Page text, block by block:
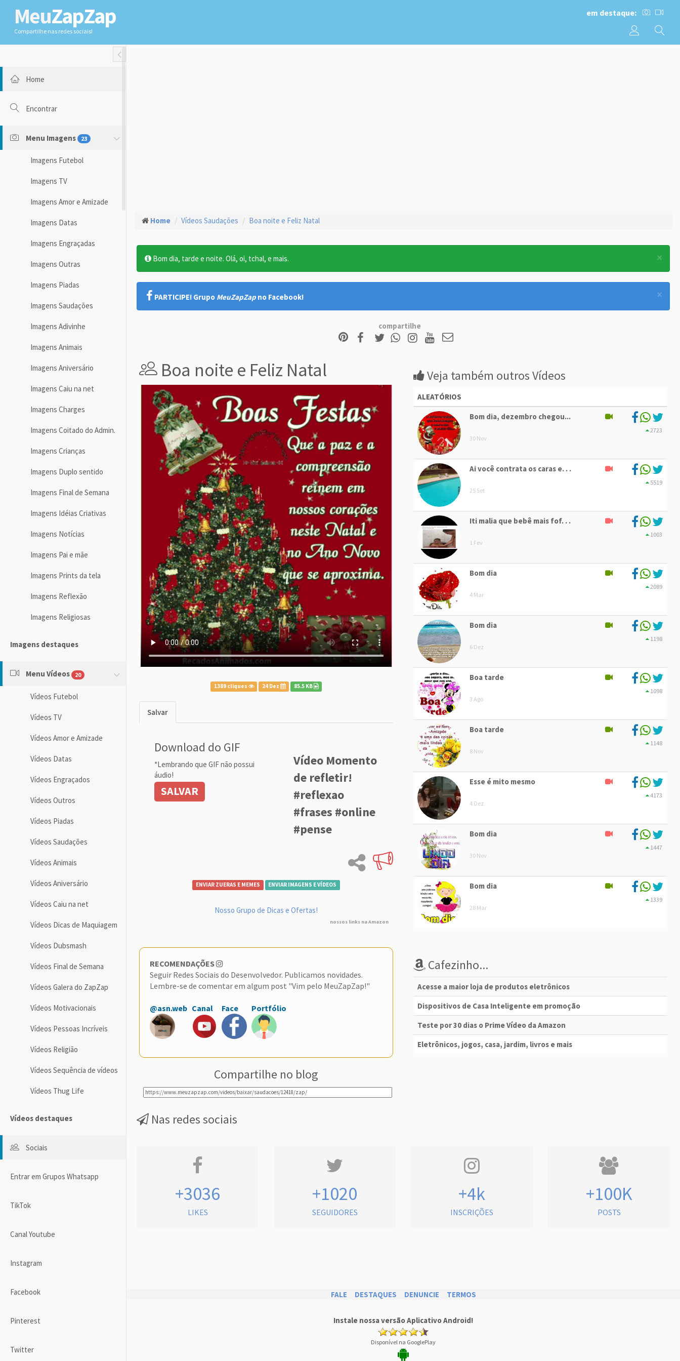
MeuZapZap
Compartilhe nas redes sociais!
em destaque:
Toggle Fullwidth
Home
Encontrar
Menu Imagens 23
Imagens Futebol
Imagens TV
Imagens Amor e Amizade
Imagens Datas
Imagens Engraçadas
Imagens Outras
Imagens Piadas
Imagens Saudações
Imagens Adivinhe
Imagens Animais
Imagens Aniversário
Imagens Caiu na net
Imagens Charges
Imagens Coitado do Admin.
Imagens Crianças
Imagens Duplo sentido
Imagens Final de Semana
Imagens Idéias Criativas
Imagens Notícias
Imagens Pai e mãe
Imagens Prints da tela
Imagens Reflexão
Imagens Religiosas
Imagens destaques
Menu Vídeos 20
Vídeos Futebol
Vídeos TV
Vídeos Amor e Amizade
Vídeos Datas
Vídeos Engraçados
Vídeos Outros
Vídeos Piadas
Vídeos Saudações
Vídeos Animais
Vídeos Aniversário
Vídeos Caiu na net
Vídeos Dicas de Maquiagem
Vídeos Dubsmash
Vídeos Final de Semana
Vídeos Galera do ZapZap
Vídeos Motivacionais
Vídeos Pessoas Incríveis
Vídeos Religião
Vídeos Sequência de vídeos
Vídeos Thug Life
Vídeos destaques
Sociais
Entrar em Grupos Whatsapp
TikTok
Canal Youtube
Instagram
Facebook
Pinterest
Twitter
Home Vídeos Saudações Boa noite e Feliz Natal
×
Bom dia, tarde e noite. Olá, oi, tchal, e mais.
×
PARTICIPE! Grupo MeuZapZap no Facebook!
compartilhe
Boa noite e Feliz Natal
1389 cliques 24 Dez 85.5 KB
Salvar
Download do GIF
*Lembrando que GIF não possui
áudio!
SALVAR
Vídeo Momento
de refletir!
#reflexao
#frases #online
#pense
ENVIAR ZUERAS E MEMES ENVIAR IMAGENS E VÍDEOS
Nosso Grupo de Dicas e Ofertas!
nossos links na Amazon
RECOMENDAÇÕES
Seguir Redes Sociais do Desenvolvedor. Publicamos novidades.
Lembre-se de comentar em algum post "Vim pelo MeuZapZap!"
@asn.web Canal Face Portfólio
Compartilhe no blog
Veja também outros Vídeos
ALEATÓRIOS
Bom dia, dezembro chegou...
30 Nov
2723
Ai você contrata os caras e. . .
25 Set
5519
Iti malia que bebê mais fof. . .
1 Fev
1003
Bom dia
4 Mar
2089
Bom dia
6 Dez
1198
Boa tarde
3 Ago
1098
Boa tarde
8 Nov
1148
Esse é mito mesmo
4 Dez
4173
Bom dia
30 Nov
1447
Bom dia
28 Mar
1339
Cafezinho...
Acesse a maior loja de produtos eletrônicos
Dispositivos de Casa Inteligente em promoção
Teste por 30 dias o Prime Vídeo da Amazon
Eletrônicos, jogos, casa, jardim, livros e mais
Nas redes sociais
+3036
LIKES
+1020
SEGUIDORES
+4k
INSCRIÇÕES
+100K
POSTS
FALE DESTAQUES DENUNCIE TERMOS
Instale nossa versão Aplicativo Android!
Disponível na GooglePlay